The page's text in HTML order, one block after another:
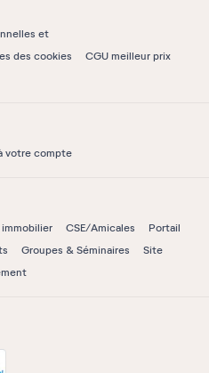
et
des cookies
CGU meilleur prix
votre compte
immobilier CSE/Amicales
Portail
Groupes & Séminaires
Site